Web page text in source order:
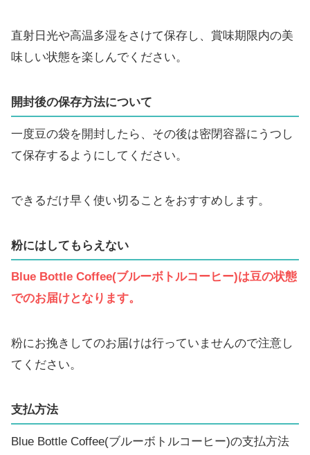
直射日光や高温多湿をさけて保存し、賞味期限内の美
味しい状態を楽しんでください。
開封後の保存方法について
一度豆の袋を開封したら、その後は密閉容器にうつし
て保存するようにしてください。
できるだけ早く使い切ることをおすすめします。
粉にはしてもらえない
Blue Bottle Coffee(ブルーボトルコーヒー)は豆の状態
でのお届けとなります。
粉にお挽きしてのお届けは行っていませんので注意し
てください。
支払方法
Blue Bottle Coffee(ブルーボトルコーヒー)の支払方法